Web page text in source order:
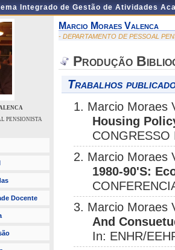
Integrado de Gestão de Atividades
PENSIONISTA
Docente
Marcio Moraes Valenca
- DEPARTAMENTO DE PESSOAL
Produção
Trabalhos
1. Marcio Moraes
Housing
2. Marcio Moraes
1980-90'S:
3. Marcio Moraes
And
In: ENHR/